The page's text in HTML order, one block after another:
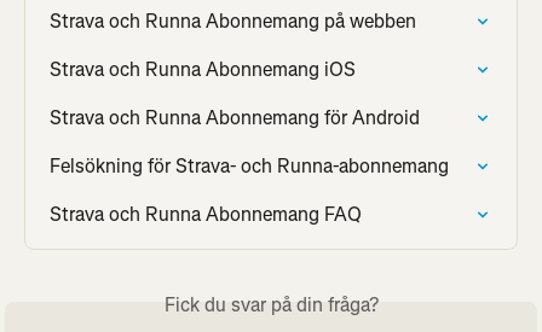
Strava och Runna Abonnemang på webben
Strava och Runna Abonnemang iOS
Strava och Runna Abonnemang för Android
Felsökning för Strava- och Runna-abonnemang
Strava och Runna Abonnemang FAQ
Fick du svar på din fråga?